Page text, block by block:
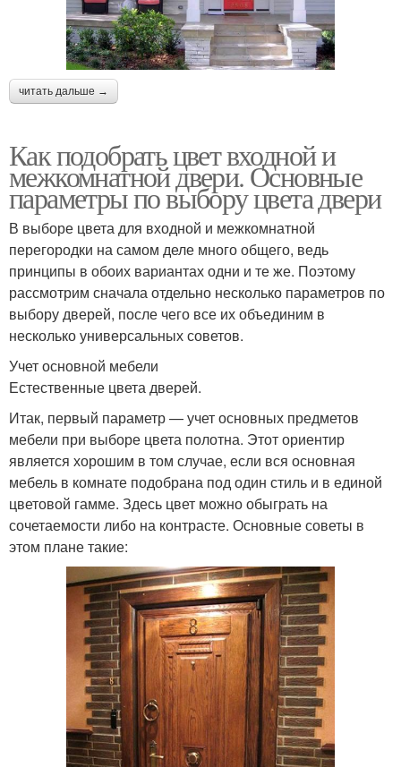
читать дальше →
Как подобрать цвет входной и
межкомнатной двери. Основные
параметры по выбору цвета двери
В выборе цвета для входной и межкомнатной
перегородки на самом деле много общего, ведь
принципы в обоих вариантах одни и те же. Поэтому
рассмотрим сначала отдельно несколько параметров по
выбору дверей, после чего все их объединим в
несколько универсальных советов.
Учет основной мебели
Естественные цвета дверей.
Итак, первый параметр — учет основных предметов
мебели при выборе цвета полотна. Этот ориентир
является хорошим в том случае, если вся основная
мебель в комнате подобрана под один стиль и в единой
цветовой гамме. Здесь цвет можно обыграть на
сочетаемости либо на контрасте. Основные советы в
этом плане такие: